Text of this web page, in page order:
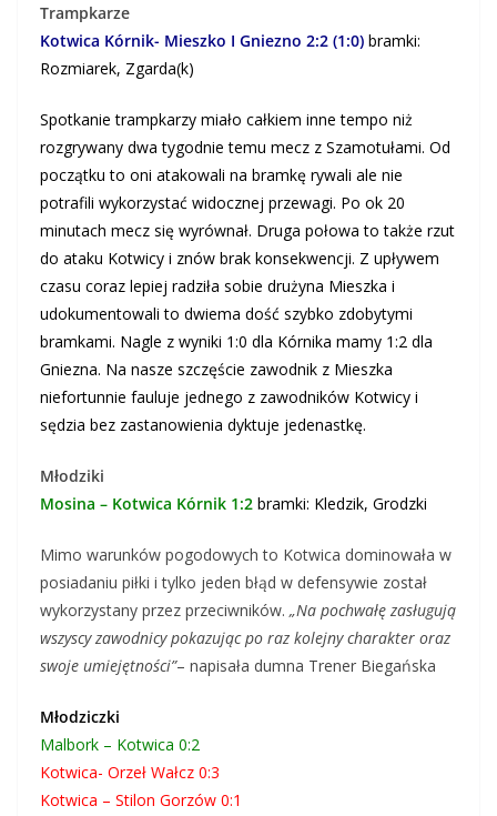
Trampkarze
Kotwica Kórnik- Mieszko I Gniezno 2:2 (1:0) bramki:
Rozmiarek, Zgarda(k)
Spotkanie trampkarzy miało całkiem inne tempo niż
rozgrywany dwa tygodnie temu mecz z Szamotułami. Od
początku to oni atakowali na bramkę rywali ale nie
potrafili wykorzystać widocznej przewagi. Po ok 20
minutach mecz się wyrównał. Druga połowa to także rzut
do ataku Kotwicy i znów brak konsekwencji. Z upływem
czasu coraz lepiej radziła sobie drużyna Mieszka i
udokumentowali to dwiema dość szybko zdobytymi
bramkami. Nagle z wyniki 1:0 dla Kórnika mamy 1:2 dla
Gniezna. Na nasze szczęście zawodnik z Mieszka
niefortunnie fauluje jednego z zawodników Kotwicy i
sędzia bez zastanowienia dyktuje jedenastkę.
Młodziki
Mosina – Kotwica Kórnik 1:2 bramki: Kledzik, Grodzki
Mimo warunków pogodowych to Kotwica dominowała w
posiadaniu piłki i tylko jeden błąd w defensywie został
wykorzystany przez przeciwników. „Na pochwałę zasługują
wszyscy zawodnicy pokazując po raz kolejny charakter oraz
swoje umiejętności”– napisała dumna Trener Biegańska
Młodziczki
Malbork – Kotwica 0:2
Kotwica- Orzeł Wałcz 0:3
Kotwica – Stilon Gorzów 0:1